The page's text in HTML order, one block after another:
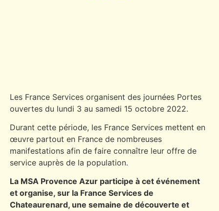
Les France Services organisent des journées Portes
ouvertes du lundi 3 au samedi 15 octobre 2022.
Durant cette période, les France Services mettent en
œuvre partout en France de nombreuses
manifestations afin de faire connaître leur offre de
service auprès de la population.
La MSA Provence Azur participe à cet événement
et organise, sur la France Services de
Chateaurenard, une semaine de découverte et